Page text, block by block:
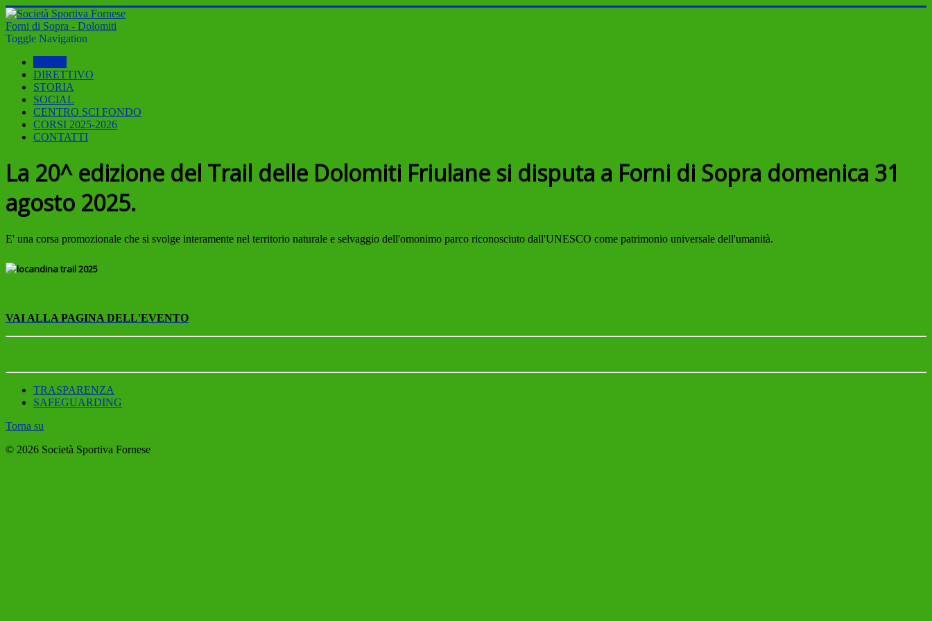
Forni di Sopra - Dolomiti
Toggle Navigation
DIRETTIVO
STORIA
SOCIAL
CENTRO SCI FONDO
CORSI 2025-2026
CONTATTI
La 20^ edizione del Trail delle Dolomiti Friulane si disputa a Forni di Sopra domenica 31
agosto 2025.
E' una corsa promozionale che si svolge interamente nel territorio naturale e selvaggio dell'omonimo parco riconosciuto dall'UNESCO come patrimonio universale dell'umanità.
VAI ALLA PAGINA DELL'EVENTO
TRASPARENZA
SAFEGUARDING
Torna su
© 2026 Società Sportiva Fornese